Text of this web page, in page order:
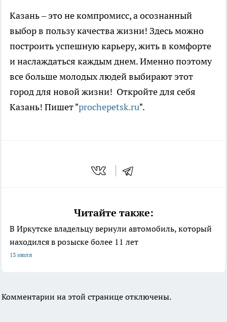
Казань – это не компромисс, а осознанный
выбор в пользу качества жизни! Здесь можно
построить успешную карьеру, жить в комфорте
и наслаждаться каждым днем. Именно поэтому
все больше молодых людей выбирают этот
город для новой жизни! Откройте для себя
Казань! Пишет "prochepetsk.ru".
Читайте также:
В Иркутске владельцу вернули автомобиль, который
находился в розыске более 11 лет
13 июля
Комментарии на этой странице отключены.